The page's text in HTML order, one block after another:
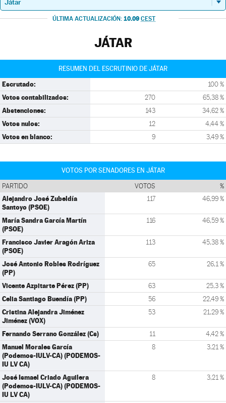
ÚLTIMA ACTUALIZACIÓN: 10.09 CEST
JÁTAR
RESUMEN DEL ESCRUTINIO DE JÁTAR
Escrutado: 100 %
Votos contabilizados: 270 65,38 %
Abstenciones: 143 34,62 %
Votos nulos: 12 4,44 %
Votos en blanco: 9 3,49 %
VOTOS POR SENADORES EN JÁTAR
PARTIDO VOTOS %
Alejandro José Zubeldía
Santoyo (PSOE)
117 46,99 %
María Sandra García Martín
(PSOE)
116 46,59 %
Francisco Javier Aragón Ariza
(PSOE)
113 45,38 %
José Antonio Robles Rodríguez
(PP)
65 26,1 %
Vicente Azpitarte Pérez (PP) 63 25,3 %
Celia Santiago Buendía (PP) 56 22,49 %
Cristina Alejandra Jiménez
Jiménez (VOX)
53 21,29 %
Fernando Serrano González (Cs) 11 4,42 %
Manuel Morales García
(Podemos-IULV-CA) (PODEMOS-
IU LV CA)
8 3,21 %
José Ismael Criado Aguilera
(Podemos-IULV-CA) (PODEMOS-
IU LV CA)
8 3,21 %